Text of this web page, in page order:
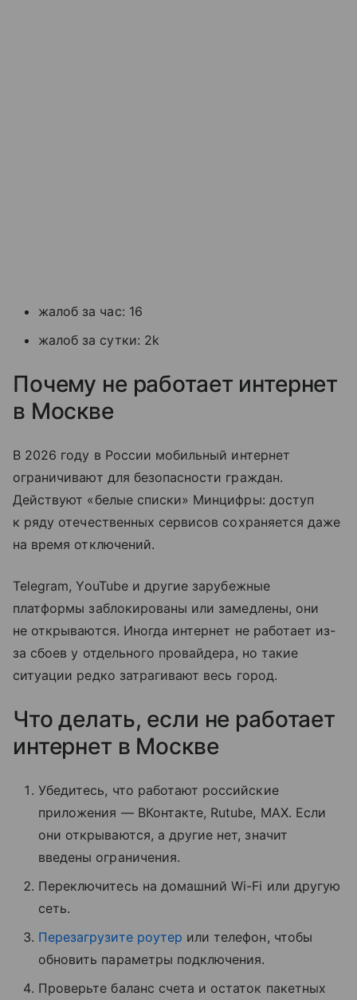
жалоб за час: 16
жалоб за сутки: 2k
Почему не работает интернет
в Москве
В 2026 году в России мобильный интернет
ограничивают для безопасности граждан.
Действуют «белые списки» Минцифры: доступ
к ряду отечественных сервисов сохраняется даже
на время отключений.
Telegram, YouTube и другие зарубежные
платформы заблокированы или замедлены, они
не открываются. Иногда интернет не работает из-
за сбоев у отдельного провайдера, но такие
ситуации редко затрагивают весь город.
Что делать, если не работает
интернет в Москве
Убедитесь, что работают российские
приложения — ВКонтакте, Rutube, MAX. Если
они открываются, а другие нет, значит
введены ограничения.
Переключитесь на домашний Wi-Fi или другую
сеть.
Перезагрузите роутер или телефон, чтобы
обновить параметры подключения.
Проверьте баланс счета и остаток пакетных